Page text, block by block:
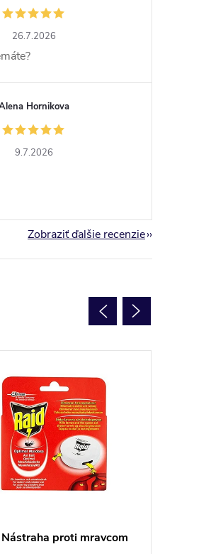
proti mravcom
26.7.2026
Hornikova
9.7.2026
Zobraziť ďalšie recenzie